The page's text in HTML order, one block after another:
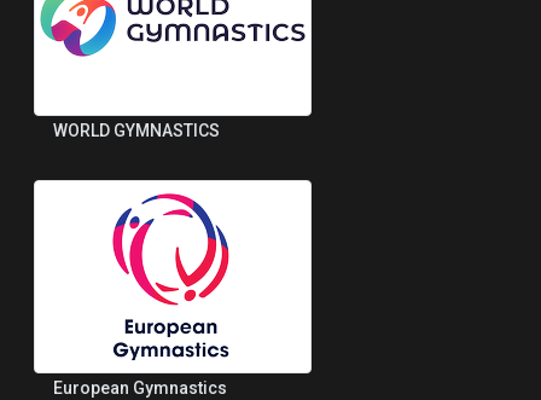
WORLD GYMNASTICS
European Gymnastics